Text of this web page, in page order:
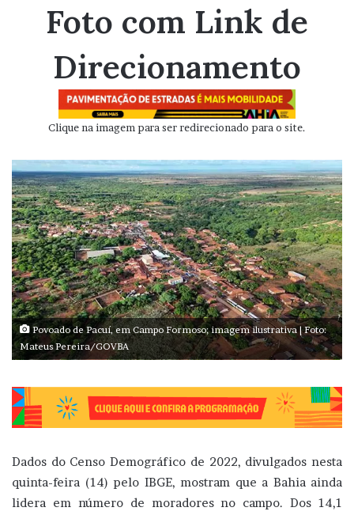
mail
Foto com Link de
Direcionamento
Clique na imagem para ser redirecionado para o site.
Povoado de Pacuí, em Campo Formoso; imagem ilustrativa | Foto:
Mateus Pereira/GOVBA
Dados do Censo Demográfico de 2022, divulgados nesta
quinta-feira (14) pelo IBGE, mostram que a Bahia ainda
lidera em número de moradores no campo. Dos 14,1